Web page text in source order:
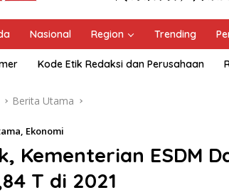
Nasional Region Trending
Kode Etik Redaksi dan Perusahaan
Berita Utama
, Ekonomi
Kementerian ESDM
T di 2021